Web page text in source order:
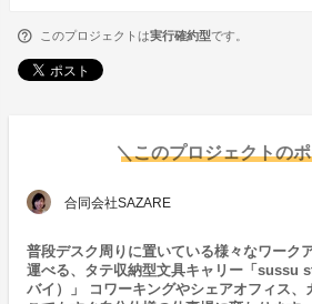
このプロジェクトは実行確約型です。
＼このプロジェクトの
合同会社SAZARE
普段デスク周りに置いている様々なワーク
運べる、タテ収納型文具キャリー「sussu
バイ）」 コワーキングやシェアオフィス、